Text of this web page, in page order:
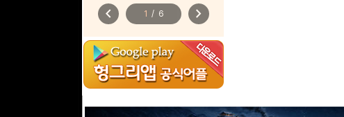
chevron_left 1 / 6 chevron_right